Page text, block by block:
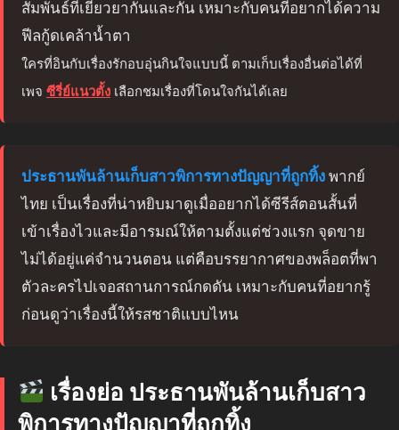
สัมพันธ์ที่เยียวยากันและกัน เหมาะกับคนที่อยากได้ความ
ฟีลกู้ดเคล้าน้ำตา
ใครที่อินกับเรื่องรักอบอุ่นกินใจแบบนี้ ตามเก็บเรื่องอื่นต่อได้ที่
เพจ ซีรี่ย์แนวตั้ง เลือกชมเรื่องที่โดนใจกันได้เลย
ประธานพันล้านเก็บสาวพิการทางปัญญาที่ถูกทิ้ง พากย์
ไทย เป็นเรื่องที่น่าหยิบมาดูเมื่ออยากได้ซีรีส์ตอนสั้นที่
เข้าเรื่องไวและมีอารมณ์ให้ตามตั้งแต่ช่วงแรก จุดขาย
ไม่ได้อยู่แค่จำนวนตอน แต่คือบรรยากาศของพล็อตที่พา
ตัวละครไปเจอสถานการณ์กดดัน เหมาะกับคนที่อยากรู้
ก่อนดูว่าเรื่องนี้ให้รสชาติแบบไหน
เรื่องย่อ ประธานพันล้านเก็บสาว
พิการทางปัญญาที่ถูกทิ้ง